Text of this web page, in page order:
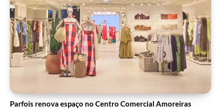
Parfois renova espaço no Centro Comercial Amoreiras